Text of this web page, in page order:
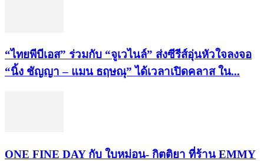
“ไทยพีบีเอส” ร่วมกับ “จูเวไนล์” ส่งซีรีส์อุ่นหัวใจลงจอ
“นิ้ง ชัญญา – แมน ธฤษณุ” ได้เวลาเปิดคลาส ใน...
ONE FINE DAY กับ ใบหม่อน- กิตติยา ที่ร้าน EMMY